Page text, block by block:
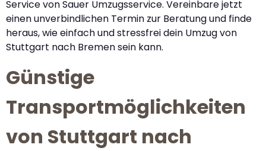
Service von Sauer Umzugsservice. Vereinbare jetzt
einen unverbindlichen Termin zur Beratung und finde
heraus, wie einfach und stressfrei dein Umzug von
Stuttgart nach Bremen sein kann.
Günstige
Transportmöglichkeiten
von Stuttgart nach